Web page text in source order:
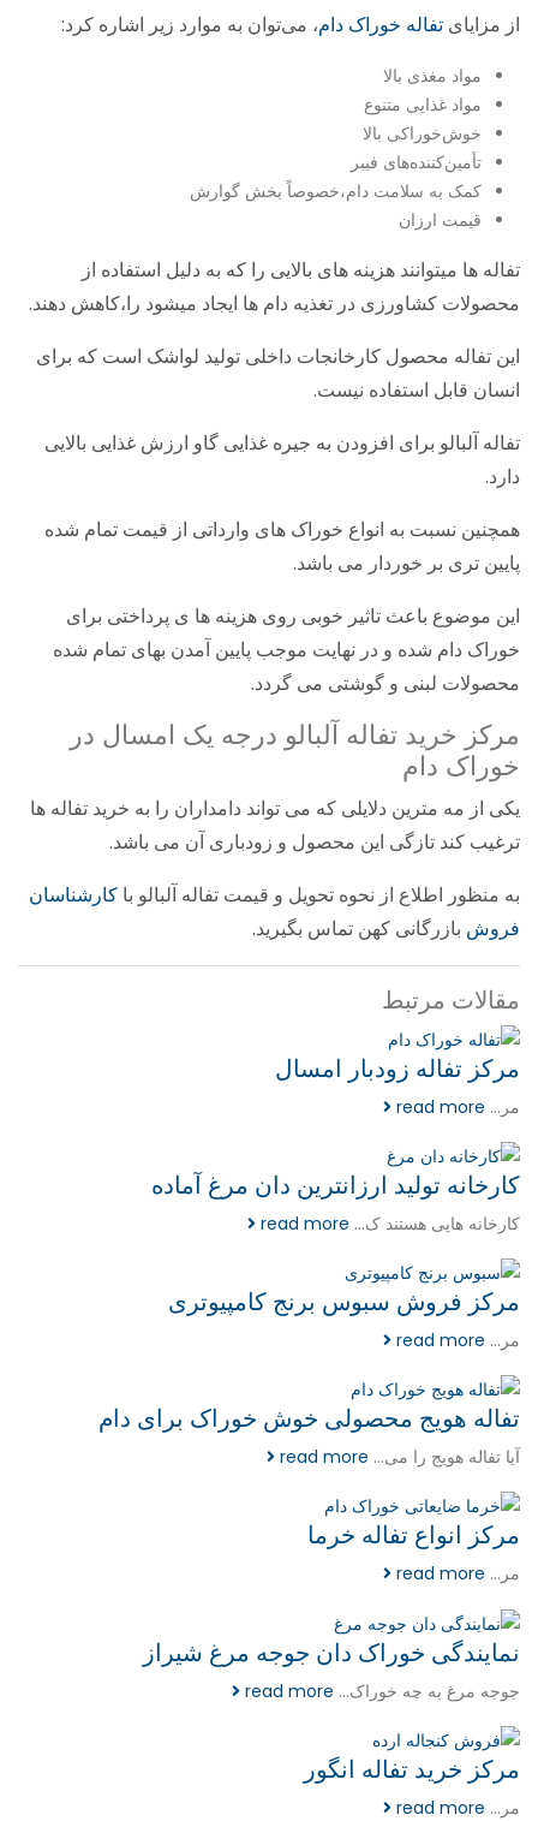
از مزایای تفاله خوراک دام، می‌توان به موارد زیر اشاره کرد:
مواد مغذی بالا
مواد غذایی متنوع
خوش‌خوراکی بالا
تأمین‌کننده‌های فیبر
کمک به ‌سلامت دام،خصوصاً بخش گوارش
قیمت ارزان
تفاله­ ها می­­توانند هزینه ­های بالایی را که به دلیل استفاده از
محصولات کشاورزی در تغذیه دام­ ها ایجاد می­شود را،کاهش دهند.
این تفاله محصول کارخانجات داخلی تولید لواشک است که برای
انسان قابل استفاده نیست.
تفاله آلبالو برای افزودن به جیره غذایی گاو ارزش غذایی بالایی
دارد.
همچنین نسبت به انواع خوراک های وارداتی از قیمت تمام شده
پایین تری بر خوردار می باشد.
این موضوع باعث تاثیر خوبی روی هزینه ها ی پرداختی برای
خوراک دام شده و در نهایت موجب پایین آمدن بهای تمام شده
محصولات لبنی و گوشتی می گردد.
مرکز خرید تفاله آلبالو درجه یک امسال در
خوراک دام
یکی از مه مترین دلایلی که می تواند دامداران را به خرید تفاله ها
ترغیب کند تازگی این محصول و زودباری آن می باشد.
به منظور اطلاع از نحوه تحویل و قیمت تفاله آلبالو با کارشناسان
فروش بازرگانی کهن تماس بگیرید.
مقالات مرتبط
مرکز تفاله زودبار امسال
مر... read more
کارخانه تولید ارزانترین دان مرغ آماده
کارخانه هایی هستند ک... read more
مرکز فروش سبوس برنج کامپیوتری
مر... read more
تفاله هویج محصولی خوش خوراک برای دام
آیا تفاله هویج را می... read more
مرکز انواع تفاله خرما
مر... read more
نمایندگی خوراک دان جوجه مرغ شیراز
جوجه مرغ به چه خوراک... read more
مرکز خرید تفاله انگور
مر... read more